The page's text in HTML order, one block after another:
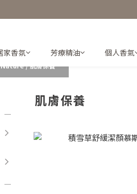
家香氛 芳療精油 個人香氣
Nature/肌膚保養
肌膚保養